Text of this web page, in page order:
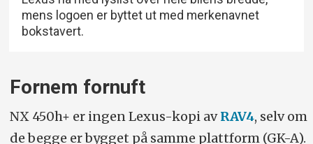
mens logoen er byttet ut med merkenavnet
bokstavert.
Fornem fornuft
NX 450h+ er ingen Lexus-kopi avRAV4, selv om
de begge er bygget på samme plattform (GK-A).